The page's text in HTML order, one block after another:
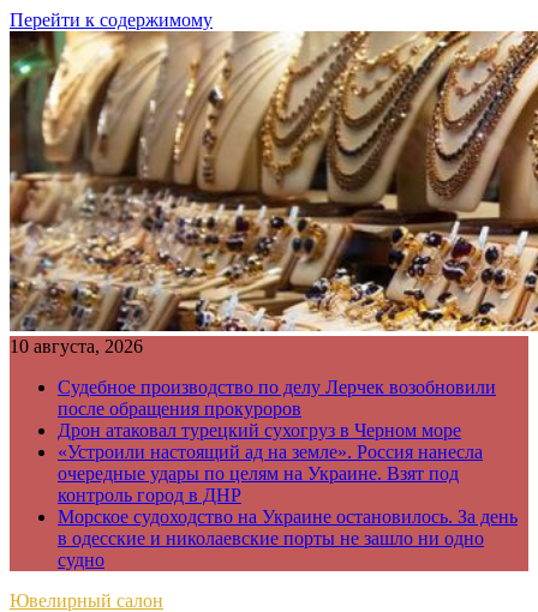
Перейти к содержимому
10 августа, 2026
Судебное производство по делу Лерчек возобновили
после обращения прокуроров
Дрон атаковал турецкий сухогруз в Черном море
«Устроили настоящий ад на земле». Россия нанесла
очередные удары по целям на Украине. Взят под
контроль город в ДНР
Морское судоходство на Украине остановилось. За день
в одесские и николаевские порты не зашло ни одно
судно
Ювелирный салон